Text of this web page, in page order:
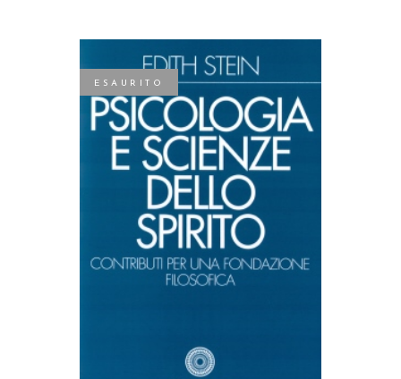
ESAURITO
LEGGI TUTTO